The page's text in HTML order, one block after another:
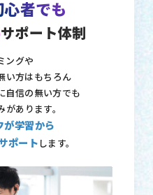
者でも
サポート体制
ングや
い方はもちろん
自信の無い方でも
があります。
が学習から
ポート します。